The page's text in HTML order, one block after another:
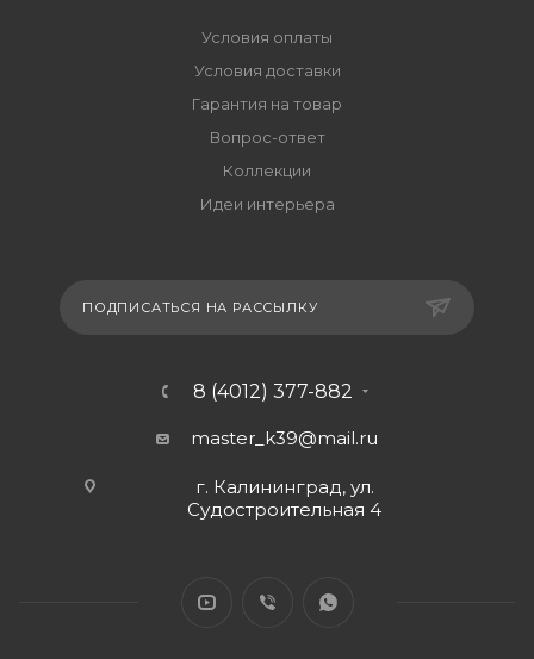
Условия оплаты
Условия доставки
Гарантия на товар
Вопрос-ответ
Коллекции
Идеи интерьера
ПОДПИСАТЬСЯ НА РАССЫЛКУ
8 (4012) 377-882
master_k39@mail.ru
г. Калининград, ул.
Судостроительная 4